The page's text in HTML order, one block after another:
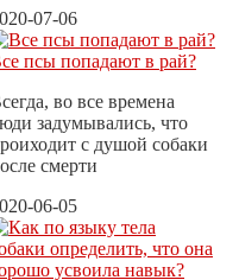
07-06
псы попадают в рай?
во все времена
задумывались, что
с душой собаки
смерти
06-05